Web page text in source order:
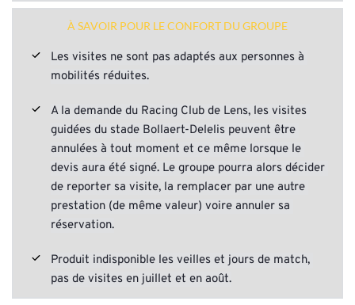
disponibilité des guides et des prestataires
nécessaires à votre demande
Vous avez deux semaines pour nous retourner le
devis signé, qui vaudra dès lors contrat. Nous vous
n'avez pas répondu. Sans retour de votre part à
cette relance, votre demande sera considérée
comme nulle, les guides et prestataires seront
annulés et le dossier archivé
À réception du devis signé, nous vous confirmons la
validation du dossier et la réservation ferme de
de Vente en bas de page)
Les dépenses personnelles
À SAVOIR POUR LE CONFORT DU GROUPE
Les visites ne sont pas adaptés aux personnes à
mobilités réduites.
A la demande du Racing Club de Lens, les visites
guidées du stade Bollaert-Delelis peuvent être
annulées à tout moment et ce même lorsque le
devis aura été signé. Le groupe pourra alors décider
de reporter sa visite, la remplacer par une autre
prestation (de même valeur) voire annuler sa
réservation.
Produit indisponible les veilles et jours de match,
pas de visites en juillet et en août.